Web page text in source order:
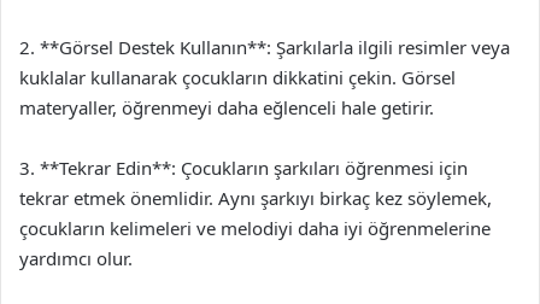
2. **Görsel Destek Kullanın**: Şarkılarla ilgili resimler veya
kuklalar kullanarak çocukların dikkatini çekin. Görsel
materyaller, öğrenmeyi daha eğlenceli hale getirir.
3. **Tekrar Edin**: Çocukların şarkıları öğrenmesi için
tekrar etmek önemlidir. Aynı şarkıyı birkaç kez söylemek,
çocukların kelimeleri ve melodiyi daha iyi öğrenmelerine
yardımcı olur.